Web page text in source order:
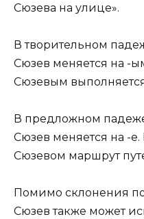
Сюзева на улице».
В творительном
Сюзев меняется на -
Сюзевым
В предложном
Сюзев меняется на -
Сюзевом маршрут
Помимо склонения
Сюзев также может